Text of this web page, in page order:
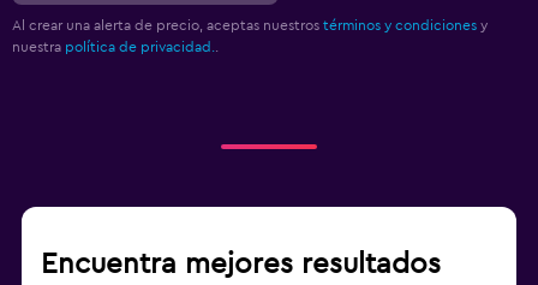
Al crear una alerta de precio, aceptas nuestros términos y condiciones y
nuestra política de privacidad.
Encuentra mejores resultados